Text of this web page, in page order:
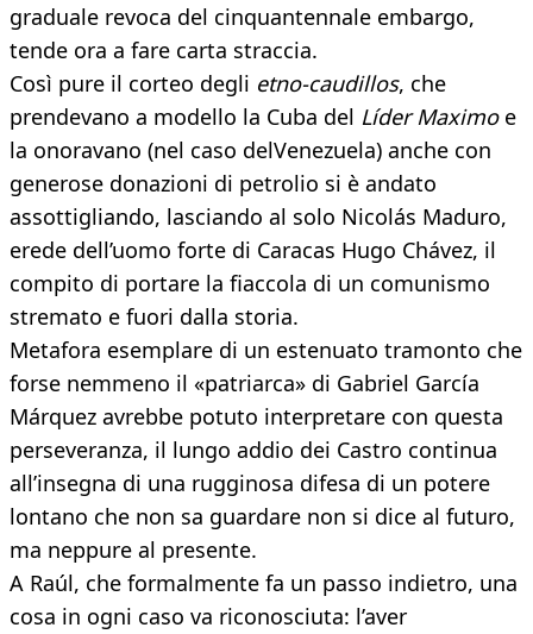
graduale revoca del cinquantennale embargo,
tende ora a fare carta straccia.
Così pure il corteo degli etno-caudillos, che
prendevano a modello la Cuba del Líder Maximoe
la onoravano (nel caso delVenezuela) anche con
generose donazioni di petrolio si è andato
assottigliando, lasciando al solo Nicolás Maduro,
erede dell’uomo forte di Caracas Hugo Chávez, il
compito di portare la fiaccola di un comunismo
stremato e fuori dalla storia.
Metafora esemplare di un estenuato tramonto che
forse nemmeno il «patriarca» di Gabriel García
Márquez avrebbe potuto interpretare con questa
perseveranza, il lungo addio dei Castro continua
all’insegna di una rugginosa difesa di un potere
lontano che non sa guardare non si dice al futuro,
ma neppure al presente.
A Raúl, che formalmente fa un passo indietro, una
cosa in ogni caso va riconosciuta: l’aver